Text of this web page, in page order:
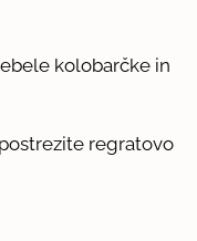
kolobarčke in
regratovo